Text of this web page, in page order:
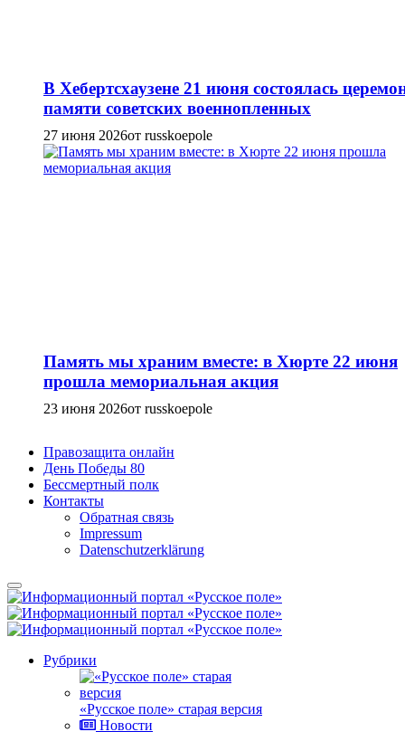
В Хебертсхаузене 21 июня состоялась
памяти советских военнопленных
27 июня 2026от russkoepole
Память мы храним вместе: в Хюрте 22 июня
прошла мемориальная акция
23 июня 2026от russkoepole
Правозащита онлайн
День Победы 80
Бессмертный полк
Контакты
Обратная связь
Impressum
Datenschutzerklärung
Рубрики
«Русское поле» старая версия
Новости